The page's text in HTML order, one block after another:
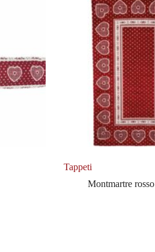
Tappeti
Montmartre rosso